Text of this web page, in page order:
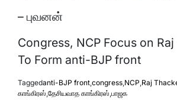
– புவனன்
Congress, NCP Focus on
To Form anti-BJP front
Taggedanti-BJP front,congress,NCP,Raj
காங்கிரஸ்,தேசியவாத காங்கிரஸ்,பாஜக